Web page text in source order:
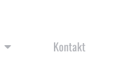
Kontakt